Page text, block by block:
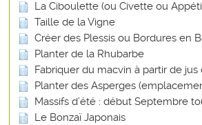
La Ciboulette (ou Civette ou
Taille de la Vigne
Créer des Plessis ou Bordures en
Planter de la Rhubarbe
Fabriquer du macvin à partir de jus
Planter des Asperges
Massifs d’été : début Septembre
Le Bonzaï Japonais